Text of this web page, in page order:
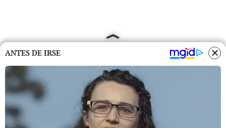
ANTES DE IRSE